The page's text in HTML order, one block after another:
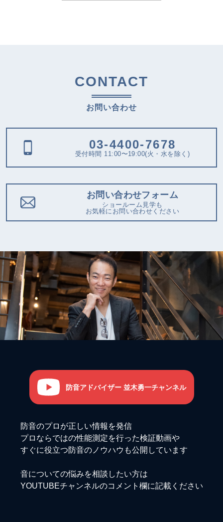
CONTACT
お問い合わせ
03-4400-7678
受付時間 11:00〜19:00(火・水を除く)
お問い合わせフォーム
ショールーム見学も
お気軽にお問い合わせください
防音アドバイザー 並木勇一チャンネル
防音のプロが正しい情報を発信
プロならではの性能測定を行った検証動画や
すぐに役立つ防音のノウハウも公開しています
音についての悩みを相談したい方は
YOUTUBEチャンネルのコメント欄に記載ください